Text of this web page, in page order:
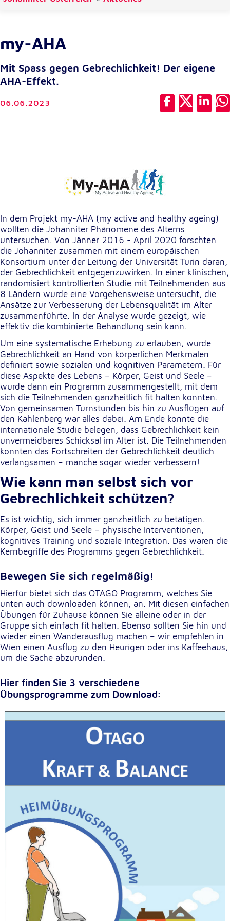
my-AHA
Mit Spass gegen Gebrechlichkeit! Der eigene
AHA-Effekt.
06.06.2023
In dem Projekt my-AHA (my active and healthy ageing)
wollten die Johanniter Phänomene des Alterns
untersuchen. Von Jänner 2016 - April 2020 forschten
die Johanniter zusammen mit einem europäischen
Konsortium unter der Leitung der Universität Turin daran,
der Gebrechlichkeit entgegenzuwirken. In einer klinischen,
randomisiert kontrollierten Studie mit Teilnehmenden aus
8 Ländern wurde eine Vorgehensweise untersucht, die
Ansätze zur Verbesserung der Lebensqualität im Alter
zusammenführte. In der Analyse wurde gezeigt, wie
effektiv die kombinierte Behandlung sein kann.
Um eine systematische Erhebung zu erlauben, wurde
Gebrechlichkeit an Hand von körperlichen Merkmalen
definiert sowie sozialen und kognitiven Parametern. Für
diese Aspekte des Lebens – Körper, Geist und Seele –
wurde dann ein Programm zusammengestellt, mit dem
sich die Teilnehmenden ganzheitlich fit halten konnten.
Von gemeinsamen Turnstunden bis hin zu Ausflügen auf
den Kahlenberg war alles dabei. Am Ende konnte die
internationale Studie belegen, dass Gebrechlichkeit kein
unvermeidbares Schicksal im Alter ist. Die Teilnehmenden
konnten das Fortschreiten der Gebrechlichkeit deutlich
verlangsamen – manche sogar wieder verbessern!
Wie kann man selbst sich vor
Gebrechlichkeit schützen?
Es ist wichtig, sich immer ganzheitlich zu betätigen.
Körper, Geist und Seele – physische Interventionen,
kognitives Training und soziale Integration. Das waren die
Kernbegriffe des Programms gegen Gebrechlichkeit.
Bewegen Sie sich regelmäßig!
Hierfür bietet sich das OTAGO Programm, welches Sie
unten auch downloaden können, an. Mit diesen einfachen
Übungen für Zuhause können Sie alleine oder in der
Gruppe sich einfach fit halten. Ebenso sollten Sie hin und
wieder einen Wanderausflug machen – wir empfehlen in
Wien einen Ausflug zu den Heurigen oder ins Kaffeehaus,
um die Sache abzurunden.
Hier finden Sie 3 verschiedene
Übungsprogramme zum Download:
Name:
Anbieter:
Google Tag Manager
Google LLC
Externe Dienste
Um Inhalte von Videoplattformen und
Kartendiensten anzeigen zu können, werden von
diesen externen Diensten Cookies gesetzt.
YouTube
Google LLC
Zweck:
Einbinden und Anzeigen von Videos
Google Maps
Name:
NID
Anbieter:
Einbinden von interaktiven Google Karten
Cookie Laufzeit:
6 Monate